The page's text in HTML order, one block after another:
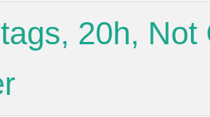
20h,